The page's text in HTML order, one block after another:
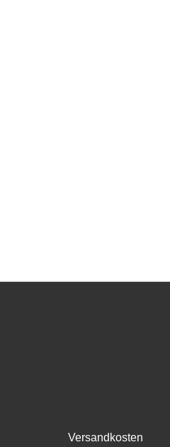
Versandkosten